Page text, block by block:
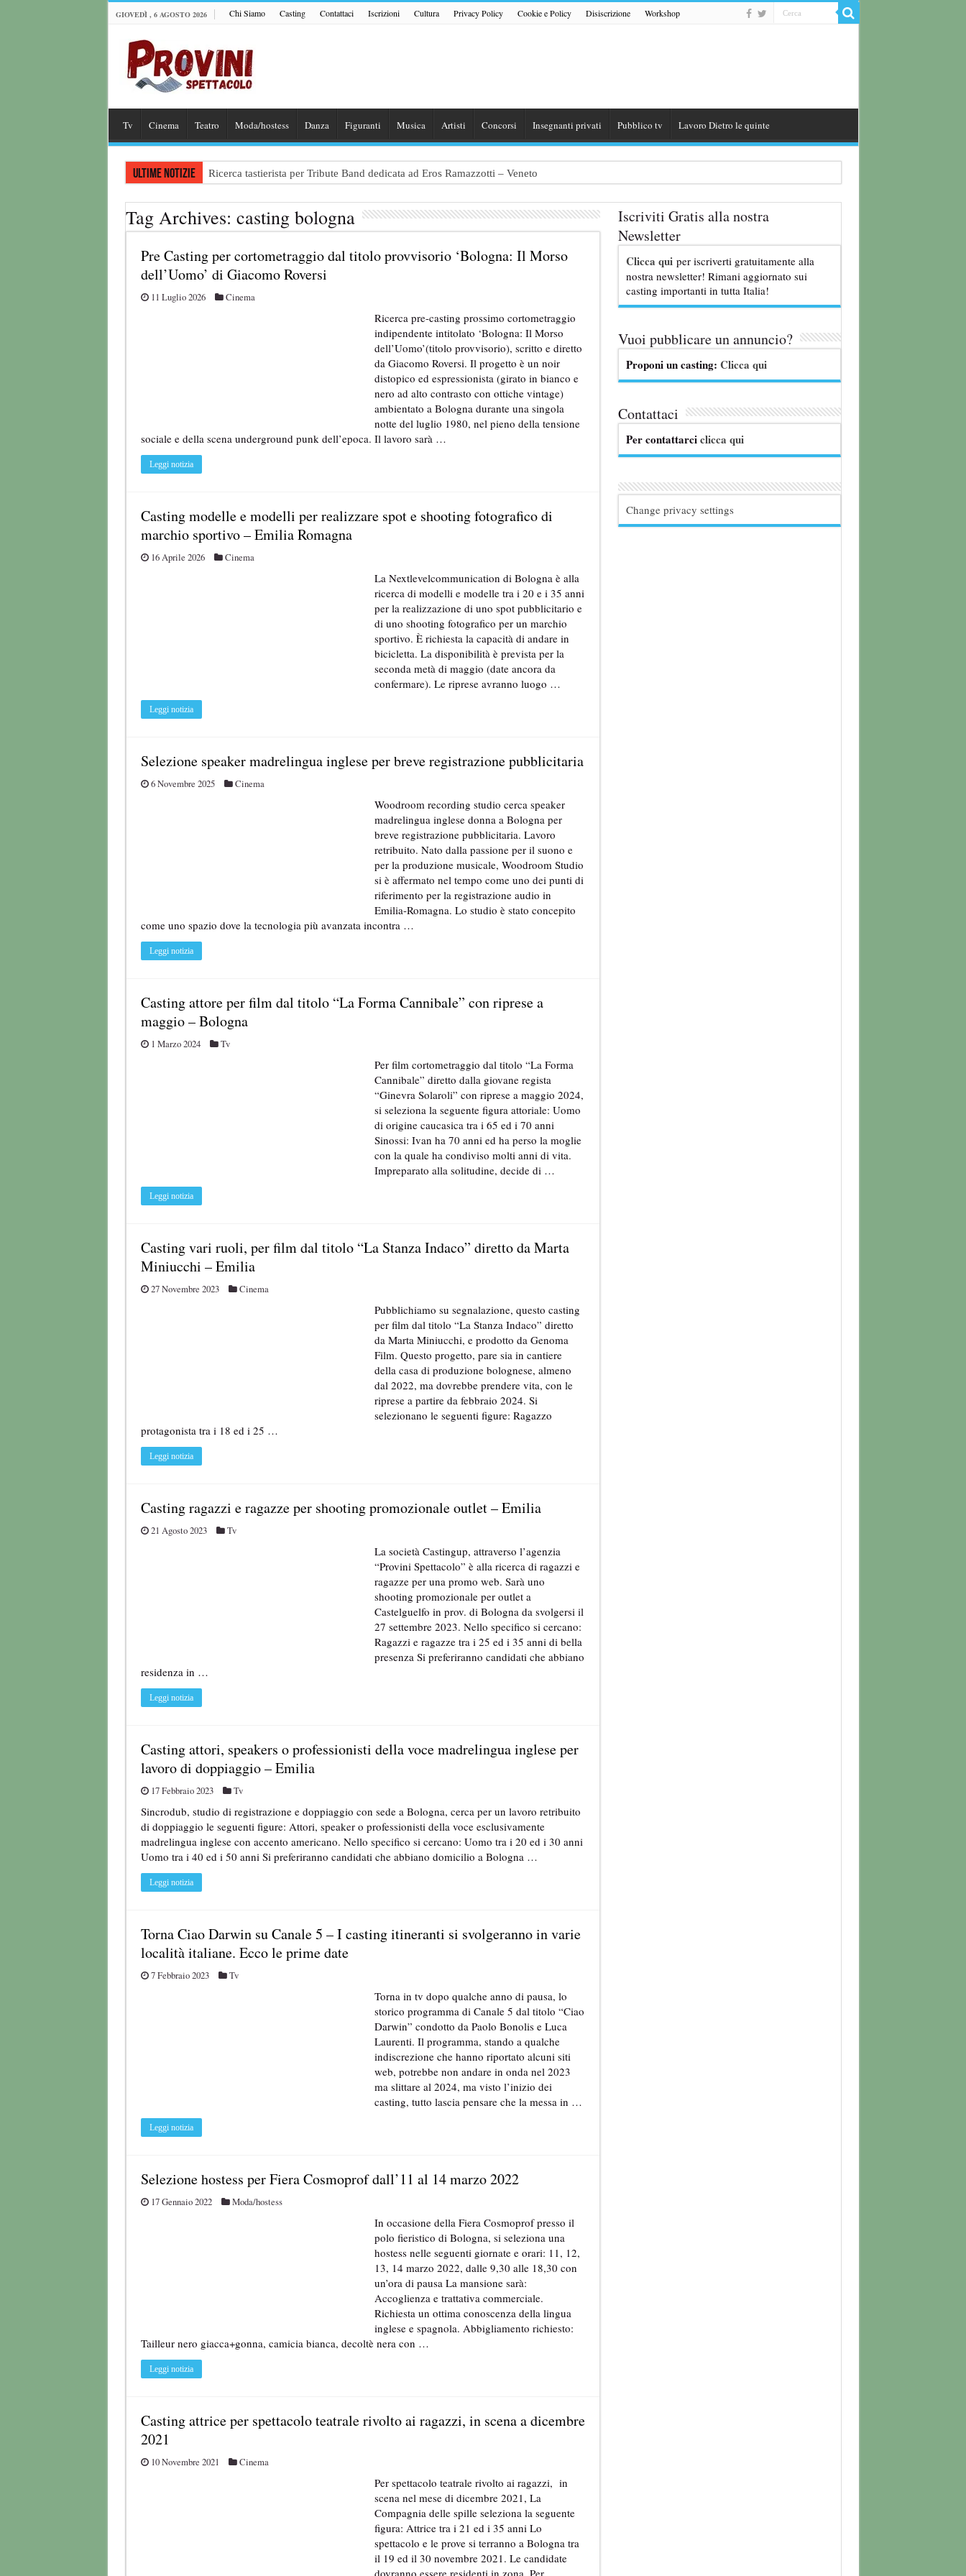
GIOVEDÌ , 6 AGOSTO 2026 Chi Siamo Casting Contattaci Iscrizioni Cultura Privacy Policy Cookie e Policy Disiscrizione Workshop
Tv Cinema Teatro Moda/hostess Danza Figuranti Musica Artisti Concorsi Insegnanti privati Pubblico tv Lavoro Dietro le quinte
Ultime notizie Ricerca tastierista per Tribute Band dedicata ad Eros Ramazzotti – Veneto
Casting Rai: Cercasi le nuove professoresse de L’Eredità, aperte le candidature
Affari Tuoi 2026/27: riaperti i casting Rai per partecipare al programma con Stefano De Martino
Tag Archives: casting bologna
Pre Casting per cortometraggio dal titolo provvisorio ‘Bologna: Il Morso
dell’Uomo’ di Giacomo Roversi
11 Luglio 2026 Cinema
Ricerca pre-casting prossimo cortometraggio
indipendente intitolato ‘Bologna: Il Morso
dell’Uomo’(titolo provvisorio), scritto e diretto
da Giacomo Roversi. Il progetto è un noir
distopico ed espressionista (girato in bianco e
nero ad alto contrasto con ottiche vintage)
ambientato a Bologna durante una singola
notte del luglio 1980, nel pieno della tensione
sociale e della scena underground punk dell’epoca. Il lavoro sarà …
Leggi notizia
Casting modelle e modelli per realizzare spot e shooting fotografico di
marchio sportivo – Emilia Romagna
16 Aprile 2026 Cinema
La Nextlevelcommunication di Bologna è alla
ricerca di modelli e modelle tra i 20 e i 35 anni
per la realizzazione di uno spot pubblicitario e
di uno shooting fotografico per un marchio
sportivo. È richiesta la capacità di andare in
bicicletta. La disponibilità è prevista per la
seconda metà di maggio (date ancora da
confermare). Le riprese avranno luogo …
Leggi notizia
Selezione speaker madrelingua inglese per breve registrazione pubblicitaria
6 Novembre 2025 Cinema
Woodroom recording studio cerca speaker
madrelingua inglese donna a Bologna per
breve registrazione pubblicitaria. Lavoro
retribuito. Nato dalla passione per il suono e
per la produzione musicale, Woodroom Studio
si è affermato nel tempo come uno dei punti di
riferimento per la registrazione audio in
Emilia-Romagna. Lo studio è stato concepito
come uno spazio dove la tecnologia più avanzata incontra …
Leggi notizia
Casting attore per film dal titolo “La Forma Cannibale” con riprese a
maggio – Bologna
1 Marzo 2024 Tv
Per film cortometraggio dal titolo “La Forma
Cannibale” diretto dalla giovane regista
“Ginevra Solaroli” con riprese a maggio 2024,
si seleziona la seguente figura attoriale: Uomo
di origine caucasica tra i 65 ed i 70 anni
Sinossi: Ivan ha 70 anni ed ha perso la moglie
con la quale ha condiviso molti anni di vita.
Impreparato alla solitudine, decide di …
Leggi notizia
Casting vari ruoli, per film dal titolo “La Stanza Indaco” diretto da Marta
Miniucchi – Emilia
27 Novembre 2023 Cinema
Pubblichiamo su segnalazione, questo casting
per film dal titolo “La Stanza Indaco” diretto
da Marta Miniucchi, e prodotto da Genoma
Film. Questo progetto, pare sia in cantiere
della casa di produzione bolognese, almeno
dal 2022, ma dovrebbe prendere vita, con le
riprese a partire da febbraio 2024. Si
selezionano le seguenti figure: Ragazzo
protagonista tra i 18 ed i 25 …
Leggi notizia
Casting ragazzi e ragazze per shooting promozionale outlet – Emilia
21 Agosto 2023 Tv
La società Castingup, attraverso l’agenzia
“Provini Spettacolo” è alla ricerca di ragazzi e
ragazze per una promo web. Sarà uno
shooting promozionale per outlet a
Castelguelfo in prov. di Bologna da svolgersi il
27 settembre 2023. Nello specifico si cercano:
Ragazzi e ragazze tra i 25 ed i 35 anni di bella
presenza Si preferiranno candidati che abbiano
residenza in …
Leggi notizia
Casting attori, speakers o professionisti della voce madrelingua inglese per
lavoro di doppiaggio – Emilia
17 Febbraio 2023 Tv
Sincrodub, studio di registrazione e doppiaggio con sede a Bologna, cerca per un lavoro retribuito
di doppiaggio le seguenti figure: Attori, speaker o professionisti della voce esclusivamente
madrelingua inglese con accento americano. Nello specifico si cercano: Uomo tra i 20 ed i 30 anni
Uomo tra i 40 ed i 50 anni Si preferiranno candidati che abbiano domicilio a Bologna …
Leggi notizia
Torna Ciao Darwin su Canale 5 – I casting itineranti si svolgeranno in varie
località italiane. Ecco le prime date
7 Febbraio 2023 Tv
Torna in tv dopo qualche anno di pausa, lo
storico programma di Canale 5 dal titolo “Ciao
Darwin” condotto da Paolo Bonolis e Luca
Laurenti. Il programma, stando a qualche
indiscrezione che hanno riportato alcuni siti
web, potrebbe non andare in onda nel 2023
ma slittare al 2024, ma visto l’inizio dei
casting, tutto lascia pensare che la messa in …
Leggi notizia
Selezione hostess per Fiera Cosmoprof dall’11 al 14 marzo 2022
17 Gennaio 2022 Moda/hostess
In occasione della Fiera Cosmoprof presso il
polo fieristico di Bologna, si seleziona una
hostess nelle seguenti giornate e orari: 11, 12,
13, 14 marzo 2022, dalle 9,30 alle 18,30 con
un’ora di pausa La mansione sarà:
Accoglienza e trattativa commerciale.
Richiesta un ottima conoscenza della lingua
inglese e spagnola. Abbigliamento richiesto:
Tailleur nero giacca+gonna, camicia bianca, decoltè nera con …
Leggi notizia
Casting attrice per spettacolo teatrale rivolto ai ragazzi, in scena a dicembre
2021
10 Novembre 2021 Cinema
Per spettacolo teatrale rivolto ai ragazzi, in
scena nel mese di dicembre 2021, La
Compagnia delle spille seleziona la seguente
figura: Attrice tra i 21 ed i 35 anni Lo
spettacolo e le prove si terranno a Bologna tra
il 19 ed il 30 novembre 2021. Le candidate
dovranno essere residenti in zona. Per
Iscriviti Gratis alla nostra
Newsletter
Clicca qui per iscriverti gratuitamente alla
nostra newsletter! Rimani aggiornato sui
casting importanti in tutta Italia!
Vuoi pubblicare un annuncio?
Proponi un casting: Clicca qui
Contattaci
Per contattarciclicca qui
Change privacy settings